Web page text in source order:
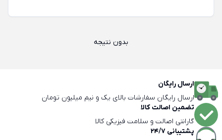
بدون نتیجه
ارسال رایگان
ارسال رایگان سفارشات بالای یک و نیم میلیون تومان
تضمین اصالت کالا
گارانتی اصالت و سلامت فیزیکی کالا
پشتیبانی 24/7